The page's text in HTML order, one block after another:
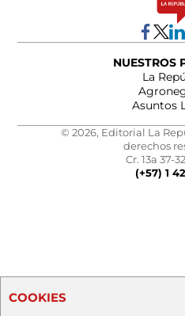
NUESTROS
La
Asuntos
© 2026, Editorial La
derechos
Cr. 13a 37-
(+57) 1
COOKIES